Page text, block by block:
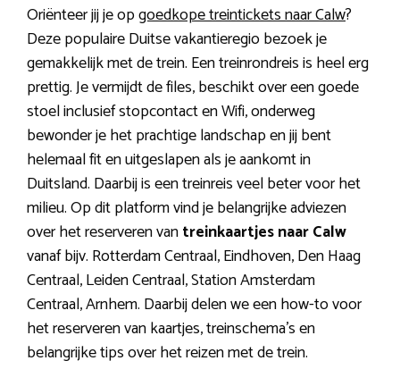
Oriënteer jij je opgoedkope treintickets naar Calw?
Deze populaire Duitse vakantieregio bezoek je
gemakkelijk met de trein. Een treinrondreis is heel erg
prettig. Je vermijdt de files, beschikt over een goede
stoel inclusief stopcontact en Wifi, onderweg
bewonder je het prachtige landschap en jij bent
helemaal fit en uitgeslapen als je aankomt in
Duitsland. Daarbij is een treinreis veel beter voor het
milieu. Op dit platform vind je belangrijke adviezen
over het reserveren vantreinkaartjes naar Calw
vanaf bijv. Rotterdam Centraal, Eindhoven, Den Haag
Centraal, Leiden Centraal, Station Amsterdam
Centraal, Arnhem. Daarbij delen we een how-to voor
het reserveren van kaartjes, treinschema’s en
belangrijke tips over het reizen met de trein.